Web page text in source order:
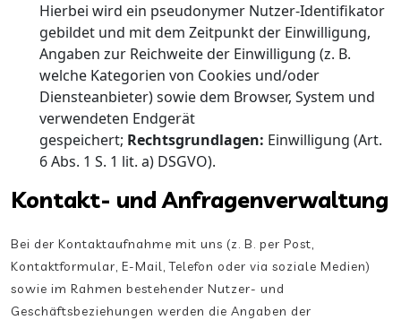
Hierbei wird ein pseudonymer Nutzer-Identifikator
gebildet und mit dem Zeitpunkt der Einwilligung,
Angaben zur Reichweite der Einwilligung (z. B.
welche Kategorien von Cookies und/oder
Diensteanbieter) sowie dem Browser, System und
verwendeten Endgerät
gespeichert; Rechtsgrundlagen: Einwilligung (Art.
6 Abs. 1 S. 1 lit. a) DSGVO).
Kontakt- und Anfragenverwaltung
Bei der Kontaktaufnahme mit uns (z. B. per Post,
Kontaktformular, E-Mail, Telefon oder via soziale Medien)
sowie im Rahmen bestehender Nutzer- und
Geschäftsbeziehungen werden die Angaben der